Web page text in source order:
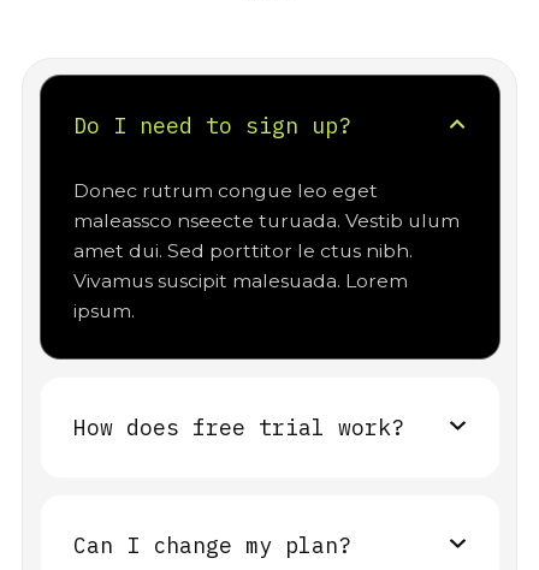
Do I need to sign up?
Donec rutrum congue leo eget
maleassco nseecte turuada. Vestib ulum
amet dui. Sed porttitor le ctus nibh.
Vivamus suscipit malesuada. Lorem
ipsum.
How does free trial work?
Sed porttitor le ctus nibh. Vivamus
Can I change my plan?